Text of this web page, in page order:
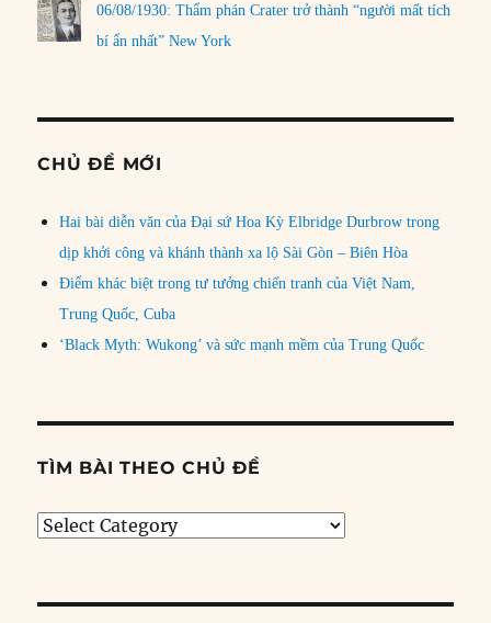
06/08/1930: Thẩm phán Crater trở thành “người mất tích
bí ẩn nhất” New York
CHỦ ĐỀ MỚI
Hai bài diễn văn của Đại sứ Hoa Kỳ Elbridge Durbrow trong
dịp khởi công và khánh thành xa lộ Sài Gòn – Biên Hòa
Điểm khác biệt trong tư tưởng chiến tranh của Việt Nam,
Trung Quốc, Cuba
‘Black Myth: Wukong’ và sức mạnh mềm của Trung Quốc
TÌM BÀI THEO CHỦ ĐỀ
Tìm